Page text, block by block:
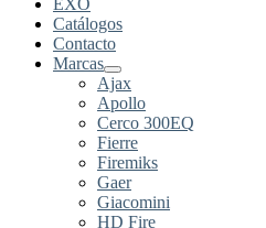
EXO
Catálogos
Contacto
Marcas
Ajax
Apollo
Cerco 300EQ
Fierre
Firemiks
Gaer
Giacomini
HD Fire